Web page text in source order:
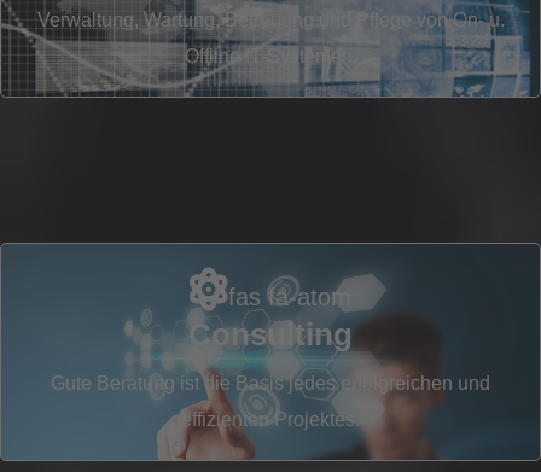
Verwaltung, Wartung, Betreuung und Pflege von On- u.
Offline IT-Systemen.
fas fa-atom
Consulting
Gute Beratung ist die Basis jedes erfolgreichen und
effizienten Projektes.